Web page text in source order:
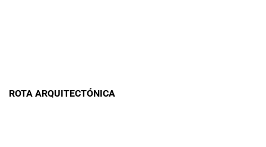
ROTA ARQUITECTÓNICA